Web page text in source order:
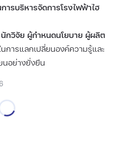
ารบริหารจัดการโรงไฟฟ้าไฮ
นักวิจัย ผู้กำหนดนโยบาย ผู้ผลิต
นการแลกเปลี่ยนองค์ความรู้และ
นอย่างยั่งยืน